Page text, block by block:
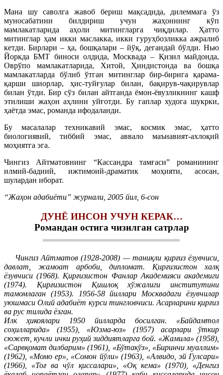
Мана шу саволга жавоб бериш мақсадида, дилеммага ўз
муносабатини билдириш учун жаҳоннинг кўп
мамлакатларида аҳоли митингларга чиқдилар. Ҳатто
митинглар ҳам икки маслакка, икки гуруҳбозликка ажралиб
кетди. Бирлари – ҳа, бошқалари – йўқ, дегандай бўлди. Нью
Йоркда БМТ биноси олдида, Москвада – Қизил майдонда,
Оврўпо мамлакатларида, Хитой, Ҳиндистонда ва бошқа
мамлакатларда бўлиб ўтган митинглар бир-бирига қарама-
қарши шиорлар, ҳис-туйғулар билан, бақирув-чақирувлар
билан ўтди. Бир сўз билан айтганда ёмон-ёвузликнинг кашф
этилиши жаҳон аҳлини уйғотди. Бу гаплар худога шукрки,
ҳаётда эмас, романда ифодаланди.
Бу масалалар техникавий эмас, космик эмас, ҳатто
биологиявий, тиббий эмас, аввало маънавият-ахлоқий
моҳиятга эга.
Чингиз Айтматовнинг “Кассандра тамғаси” романининг
илмий-бадиий, ижтимоий-драматик моҳияти, асосан,
шулардан иборат.
“Жаҳон адабиёти” журнали, 2005 йил, 6-сон
ДУНЁ ИНСОН УЧУН КЕРАК…
Романдан остига чизилган сатрлар
Чингиз Айтматов (1928-2008) — таниқли қирғиз ёзувчиси,
давлат, жамоат арбоби, дипломат. Қирғизистон халқ
ёзувчиси (1968). Қирғизистон Фанлар Академияси академиги
(1974). Қирғизистон Қишлоқ хўжалиги институтини
тамомлаган (1953). 1956-58 йиллари Москвадаги ёзувчилар
уюшмаси Олий адабиёт курси тингловчиси. Асарларини қирғиз
ва рус тилида ёзган.
Илк ҳикоялари 1950 йилларда босилган. «Байдамтол
соҳилларида» (1955), «Юзма-юз» (1957) асарлари ўткир
сюжет, кучли ички руҳий зиддиятларга бой. «Жамила» (1958),
«Сарвқомат дилбарим» (1961), «Бўтакўз», «Биринчи муаллим»
(1962), «Момо ер», «Сомон йўли» (1963), «Алвидо, эй Гулсари»
(1966), «Тоғ ва чўл қиссалари», «Оқ кема» (1970), «Денгиз